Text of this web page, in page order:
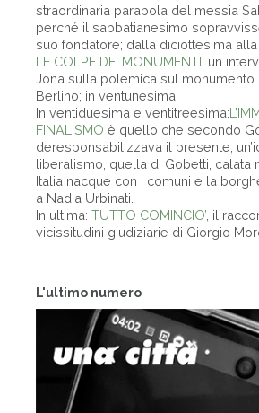
L'ultimo numero
straordinaria parabola del messia
perché il sabbatianesimo
suo fondatore; dalla diciottesima alla
LE COLPE DEI MONUMENTI , un
Jona sulla polemica sul monumento
Berlino; in ventunesima.
In ventiduesima e ventitreesima:
FINALISMO è quello che secondo
deresponsabilizzava il presente;
liberalismo, quella di Gobetti, calata
Italia nacque con i comuni e la
a Nadia Urbinati.
In ultima: TUTTO COMINCIO’ , il
vicissitudini giudiziarie di Giorgio